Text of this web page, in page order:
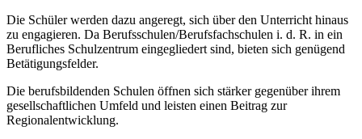
Die Schüler werden dazu angeregt, sich über den Unterricht hinaus
zu engagieren. Da Berufsschulen/Berufsfachschulen i. d. R. in ein
Berufliches Schulzentrum eingegliedert sind, bieten sich genügend
Betätigungsfelder.
Die berufsbildenden Schulen öffnen sich stärker gegenüber ihrem
gesellschaftlichen Umfeld und leisten einen Beitrag zur
Regionalentwicklung.